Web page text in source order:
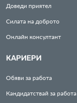
Доведи приятел
Силата на доброто
Онлайн консултант
КАРИЕРИ
Обяви за работа
Кандидатствай за работа